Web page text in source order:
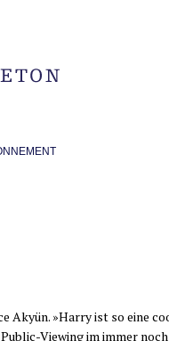
Akyün. »Har­ry ist so eine
Vie­­w­ing im immer